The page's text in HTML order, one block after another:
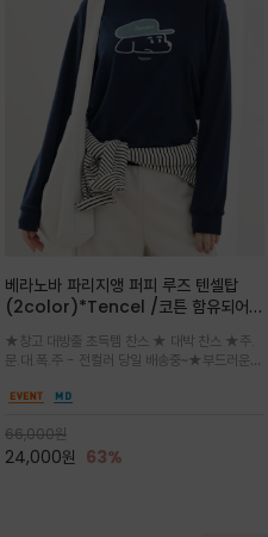
베라노바 파리지앵 퍼피 루즈 텐셀탑
(2color)*Tencel /코튼 함유되어
가 돋보이는 위트 넘치는 디자인의 롱 슬
리브리스탑 'Parisien' 레터링이 적힌
블루 캡을 쓴 퍼피 그래픽이 캐주얼하면
★창고 대방출 초득템 찬스 ★ 대박 찬스 ★주.
문.대.폭.주 - 전컬러 당일 배송중~★부드러운
베이직한 크림 컬러로 데님이나 슬랙스 등 다양
66,000원
24,000원 63%